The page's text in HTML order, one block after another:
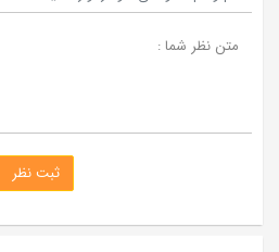
متن نظر شما :
ثبت نظر